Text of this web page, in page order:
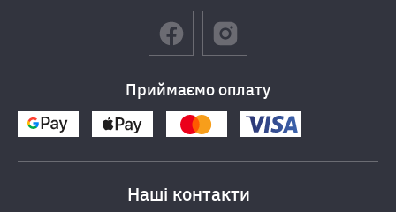
Приймаємо оплату
Наші контакти